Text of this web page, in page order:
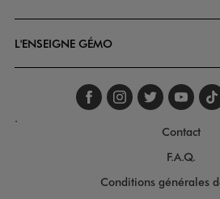
L'ENSEIGNE GÉMO
Suivez-
Suivez-
.
Contact
F.A.Q.
Conditions générales